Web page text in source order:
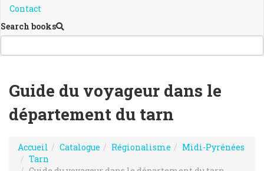
Contact
Search books
Guide du voyageur dans le
département du tarn
Accueil Catalogue Régionalisme
Midi-Pyrénées
Tarn